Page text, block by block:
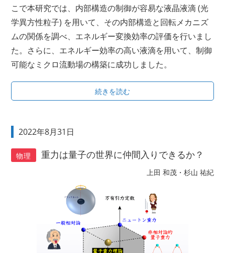
こで本研究では、内部構造の制御が容易な液晶液滴 (光
学異方性粒子) を用いて、その内部構造と回転メカニズ
ムの関係を調べ、エネルギー変換効率の評価を行いまし
た。さらに、エネルギー効率の高い液滴を用いて、制御
可能なミクロ流動場の構築に成功しました。
続きを読む
2022年8月31日
物理 重力は量子の世界に仲間入りできるか？
上田 和茂・杉山 祐紀